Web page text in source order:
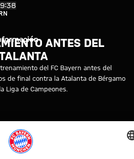
entrenamiento
ANTES DEL
del FC Bayern antes del
de final contra la Atalanta de Bérgamo
Liga de Campeones.
ATALANTA